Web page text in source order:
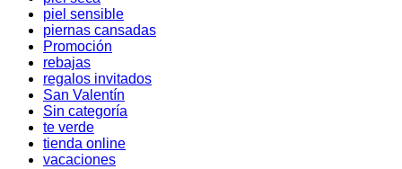
piel sensible
piernas cansadas
Promoción
rebajas
regalos invitados
San Valentín
Sin categoría
te verde
tienda online
vacaciones